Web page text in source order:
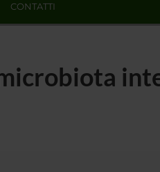
CONTATTI